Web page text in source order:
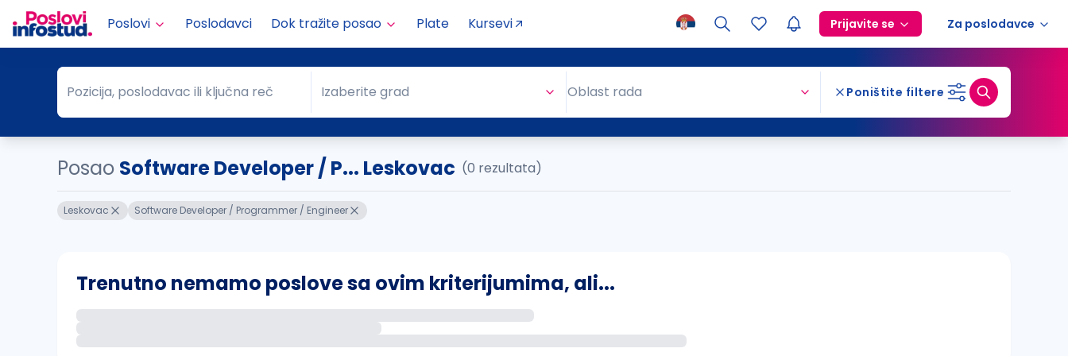
Poslovi Poslodavci Dok tražite posao Plate Kursevi Prijavite se Za poslodavce
Pozicija, poslodavac ili ključna reč
Pozicija, poslodavac ili ključna reč Grad
Izaberite grad Oblast rada Poništite filtere
Posao Software Developer / P... Leskovac (0 rezultata)
Leskovac Software Developer / Programmer / Engineer
Trenutno nemamo poslove sa ovim kriterijumima, ali...